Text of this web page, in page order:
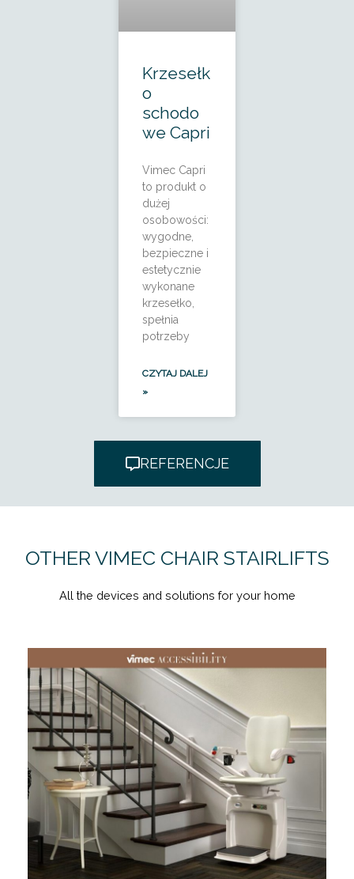
Krzesełk
o
schodo
we Capri
Vimec Capri
to produkt o
dużej
osobowości:
wygodne,
bezpieczne i
estetycznie
wykonane
krzesełko,
spełnia
potrzeby
CZYTAJ DALEJ
»
REFERENCJE
OTHER VIMEC CHAIR STAIRLIFTS
All the devices and solutions for your home